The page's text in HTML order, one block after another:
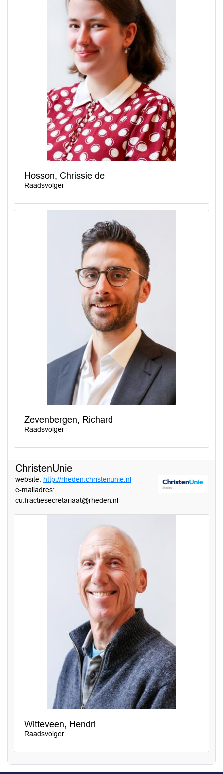
Hosson, Chrissie de
Raadsvolger
Zevenbergen, Richard
Raadsvolger
ChristenUnie
website: http://rheden.christenunie.nl
e-mailadres:
cu.fractiesecretariaat@rheden.nl
Witteveen, Hendri
Raadsvolger